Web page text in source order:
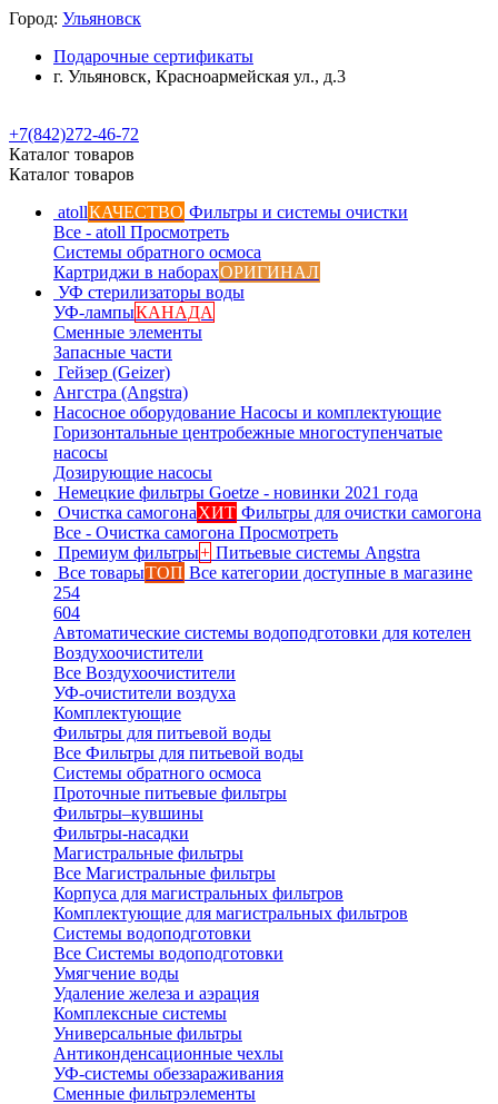
Город: Ульяновск
Подарочные сертификаты
г. Ульяновск, Красноармейская ул., д.3
+7(842)272-46-72
Каталог товаров
Каталог товаров
atollКАЧЕСТВО Фильтры и системы очистки
Все - atoll Просмотреть
Системы обратного осмоса
Картриджи в наборахОРИГИНАЛ
УФ стерилизаторы воды
УФ-лампыКАНАДА
Сменные элементы
Запасные части
Гейзер (Geizer)
Ангстра (Angstra)
Насосное оборудование Насосы и комплектующие
Горизонтальные центробежные многоступенчатые
насосы
Дозирующие насосы
Немецкие фильтры Goetze - новинки 2021 года
Очистка самогонаХИТ Фильтры для очистки самогона
Все - Очистка самогона Просмотреть
Премиум фильтры+ Питьевые системы Angstra
Все товарыТОП Все категории доступные в магазине
254
604
Автоматические системы водоподготовки для котелен
Воздухоочистители
Все Воздухоочистители
УФ-очистители воздуха
Комплектующие
Фильтры для питьевой воды
Все Фильтры для питьевой воды
Системы обратного осмоса
Проточные питьевые фильтры
Фильтры–кувшины
Фильтры-насадки
Магистральные фильтры
Все Магистральные фильтры
Корпуса для магистральных фильтров
Комплектующие для магистральных фильтров
Системы водоподготовки
Все Системы водоподготовки
Умягчение воды
Удаление железа и аэрация
Комплексные системы
Универсальные фильтры
Антиконденсационные чехлы
УФ-системы обеззараживания
Сменные фильтрэлементы